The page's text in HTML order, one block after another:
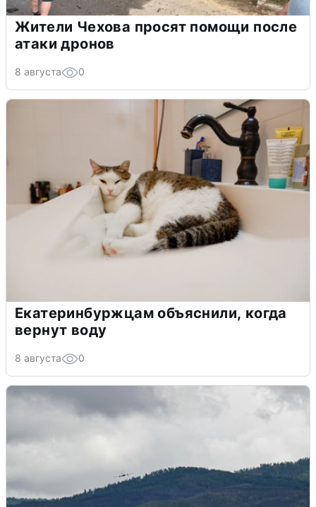
Жители Чехова просят помощи после
атаки дронов
8 августа 0
Екатеринбуржцам объяснили, когда
вернут воду
8 августа 0